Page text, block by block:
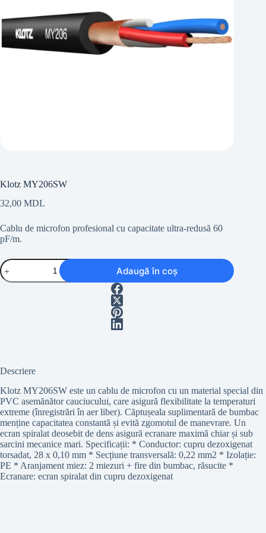
Klotz MY206SW
32,00 MDL
Cablu de microfon profesional cu capacitate ultra-redusă 60
pF/m.
Cantitate
Klotz
MY206SW
Adaugă în coș
Descriere
Klotz MY206SW este un cablu de microfon cu un material special din
PVC asemănător cauciucului, care asigură flexibilitate la temperaturi
extreme (înregistrări în aer liber). Căptușeala suplimentară de bumbac
menține capacitatea constantă și evită zgomotul de manevrare. Un
ecran spiralat deosebit de dens asigură ecranare maximă chiar și sub
sarcini mecanice mari. Specificații: * Conductor: cupru dezoxigenat
torsadat, 28 x 0,10 mm * Secțiune transversală: 0,22 mm2 * Izolație:
PE * Aranjament miez: 2 miezuri + fire din bumbac, răsucite *
Ecranare: ecran spiralat din cupru dezoxigenat